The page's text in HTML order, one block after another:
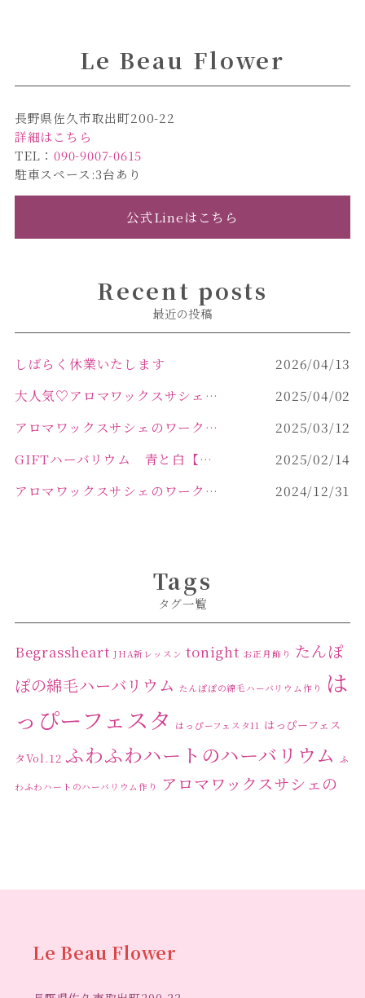
Le Beau Flower
長野県佐久市取出町200-22
詳細はこちら
TEL：090-9007-0615
駐車スペース:3台あり
公式Lineはこちら
Recent posts
最近の投稿
しばらく休業いたします
2026/04/13
大人気♡アロマワックスサシェ作り
2025/04/02
アロマワックスサシェのワークショップinPOLA中込原店 VOL.2
2025/03/12
GIFTハーバリウム 青と白【佐久市 ハーバリウム ギフト】
2025/02/14
アロマワックスサシェのワークショップinPOLA中込原店ご報告【佐久市 キャンドル サシェ】
2024/12/31
Tags
タグ一覧
Begrassheart JHA新レッスン tonight お正月飾り たんぽ
ぽの綿毛ハーバリウム たんぽぽの綿毛ハーバリウム作り
は
っぴーフェスタ
はっぴーフェスタ11 はっぴーフェス
タVol.12 ふわふわハートのハーバリウム ふ
わふわハートのハーバリウム作り
アロマワックスサシェの
リウムレッスン
Le Beau Flower